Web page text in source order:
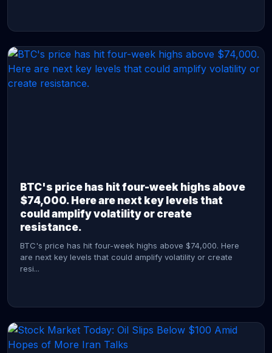
BTC's price has hit four-week highs above
$74,000. Here are next key levels that
could amplify volatility or create
resistance.
BTC's price has hit four-week highs above $74,000. Here
are next key levels that could amplify volatility or create
resi...